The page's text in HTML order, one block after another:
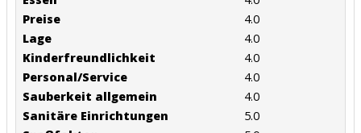
Preise
4.0
Lage
4.0
Kinderfreundlichkeit
4.0
Personal/Service
4.0
Sauberkeit allgemein
4.0
Sanitäre Einrichtungen
5.0